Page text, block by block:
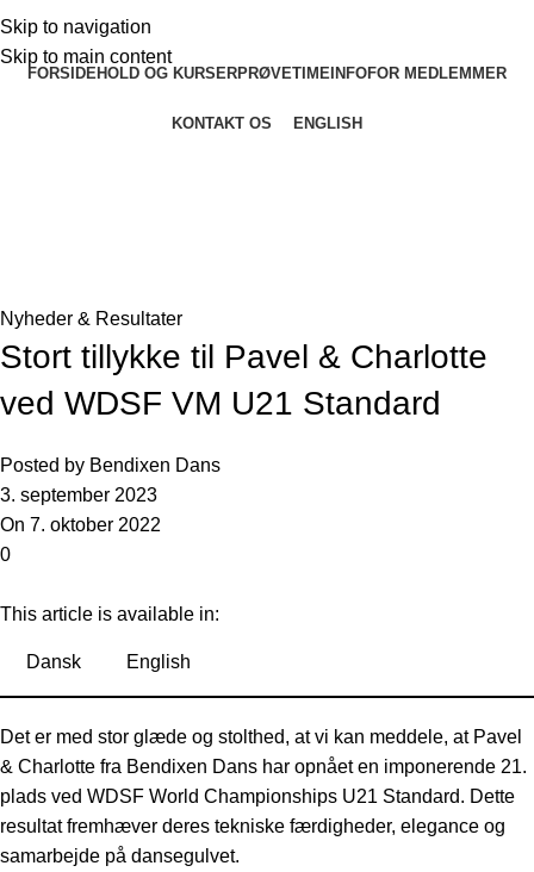
Skip to navigation
Skip to main content
FORSIDE HOLD OG KURSERPRØVETIME INFOFOR MEDLEMMER
KONTAKT OS ENGLISH
Nyheder & Resultater
Stort tillykke til Pavel & Charlotte
ved WDSF VM U21 Standard
Posted by Bendixen Dans
3. september 2023
On 7. oktober 2022
0
This article is available in:
Dansk English
Det er med stor glæde og stolthed, at vi kan meddele, at Pavel
& Charlotte fra Bendixen Dans har opnået en imponerende 21.
plads ved WDSF World Championships U21 Standard. Dette
resultat fremhæver deres tekniske færdigheder, elegance og
samarbejde på dansegulvet.